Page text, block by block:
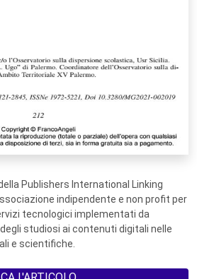
Publishers International Linking
indipendente e non profit per
tecnologici implementati da
studiosi ai contenuti digitali nelle
e scientifiche.